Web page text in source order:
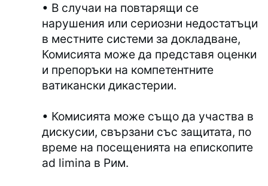
• В случаи на повтарящи се
нарушения или сериозни недостатъци
в местните системи за докладване,
Комисията може да представя оценки
и препоръки на компетентните
ватикански дикастерии.
• Комисията може също да участва в
дискусии, свързани със защитата, по
време на посещенията на епископите
ad limina в Рим.